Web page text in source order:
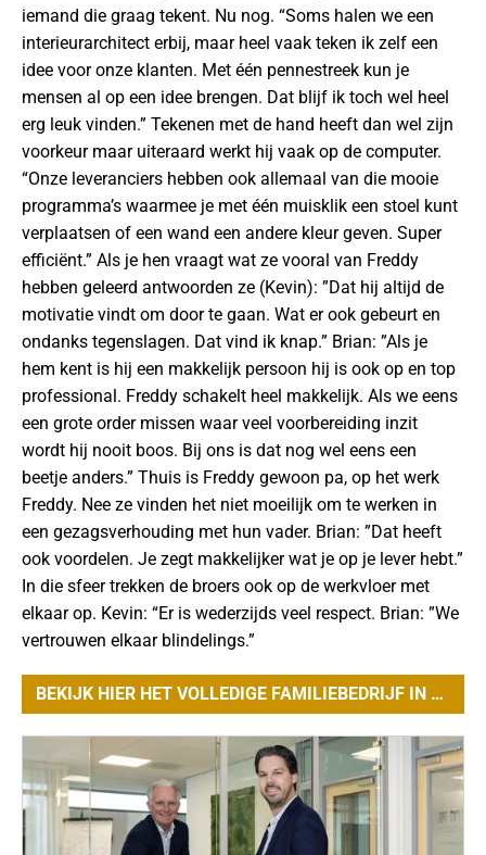
iemand die graag tekent. Nu nog. “Soms halen we een
interieurarchitect erbij, maar heel vaak teken ik zelf een
idee voor onze klanten. Met één pennestreek kun je
mensen al op een idee brengen. Dat blijf ik toch wel heel
erg leuk vinden.” Tekenen met de hand heeft dan wel zijn
voorkeur maar uiteraard werkt hij vaak op de computer.
“Onze leveranciers hebben ook allemaal van die mooie
programma’s waarmee je met één muisklik een stoel kunt
verplaatsen of een wand een andere kleur geven. Super
efficiënt.” Als je hen vraagt wat ze vooral van Freddy
hebben geleerd antwoorden ze (Kevin): ”Dat hij altijd de
motivatie vindt om door te gaan. Wat er ook gebeurt en
ondanks tegenslagen. Dat vind ik knap.” Brian: ”Als je
hem kent is hij een makkelijk persoon hij is ook op en top
professional. Freddy schakelt heel makkelijk. Als we eens
een grote order missen waar veel voorbereiding inzit
wordt hij nooit boos. Bij ons is dat nog wel eens een
beetje anders.” Thuis is Freddy gewoon pa, op het werk
Freddy. Nee ze vinden het niet moeilijk om te werken in
een gezagsverhouding met hun vader. Brian: ”Dat heeft
ook voordelen. Je zegt makkelijker wat je op je lever hebt.”
In die sfeer trekken de broers ook op de werkvloer met
elkaar op. Kevin: “Er is wederzijds veel respect. Brian: ”We
vertrouwen elkaar blindelings.”
BEKIJK HIER HET VOLLEDIGE FAMILIEBEDRIJF IN BEELD VAN DER VEEN MAGAZINE!